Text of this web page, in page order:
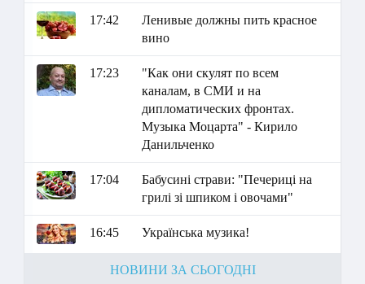
17:42
Ленивые должны пить красное
вино
17:23
"Как они скулят по всем
каналам, в СМИ и на
дипломатических фронтах.
Музыка Моцарта" - Кирило
Данильченко
17:04
Бабусині страви: "Печериці на
грилі зі шпиком і овочами"
16:45 Українська музика!
НОВИНИ ЗА СЬОГОДНІ